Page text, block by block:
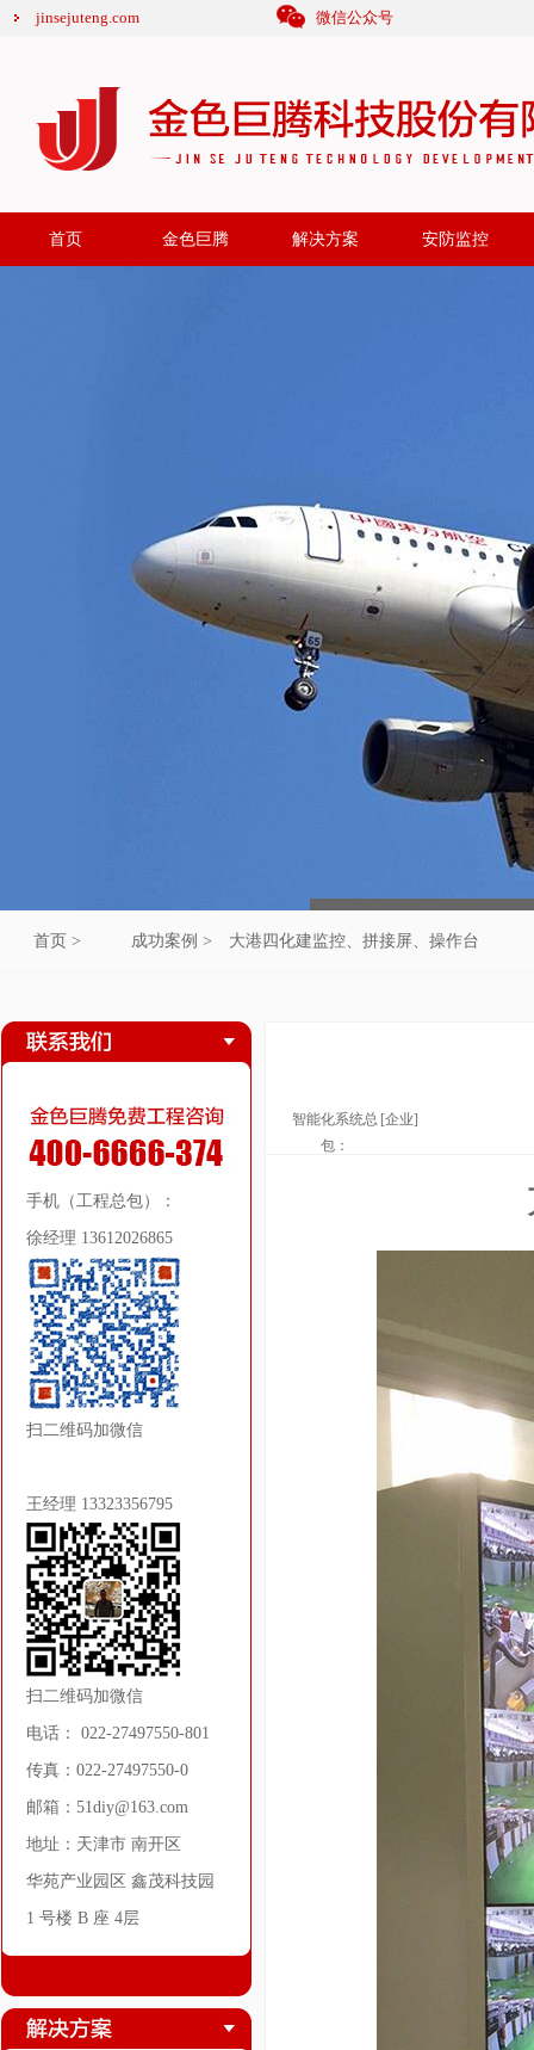
jinsejuteng.com 微信公众号
首页 金色巨腾 解决方案 安防监控
首页 > 成功案例 > 大港四化建监控、拼接屏、操作台
手机（工程总包）：
徐经理 13612026865
扫二维码加微信
王经理 13323356795
扫二维码加微信
电话： 022-27497550-801
传真：022-27497550-0
邮箱：51diy@163.com
地址：天津市 南开区
华苑产业园区 鑫茂科技园
1 号楼 B 座 4层
智能化系统总
包：
[企业]